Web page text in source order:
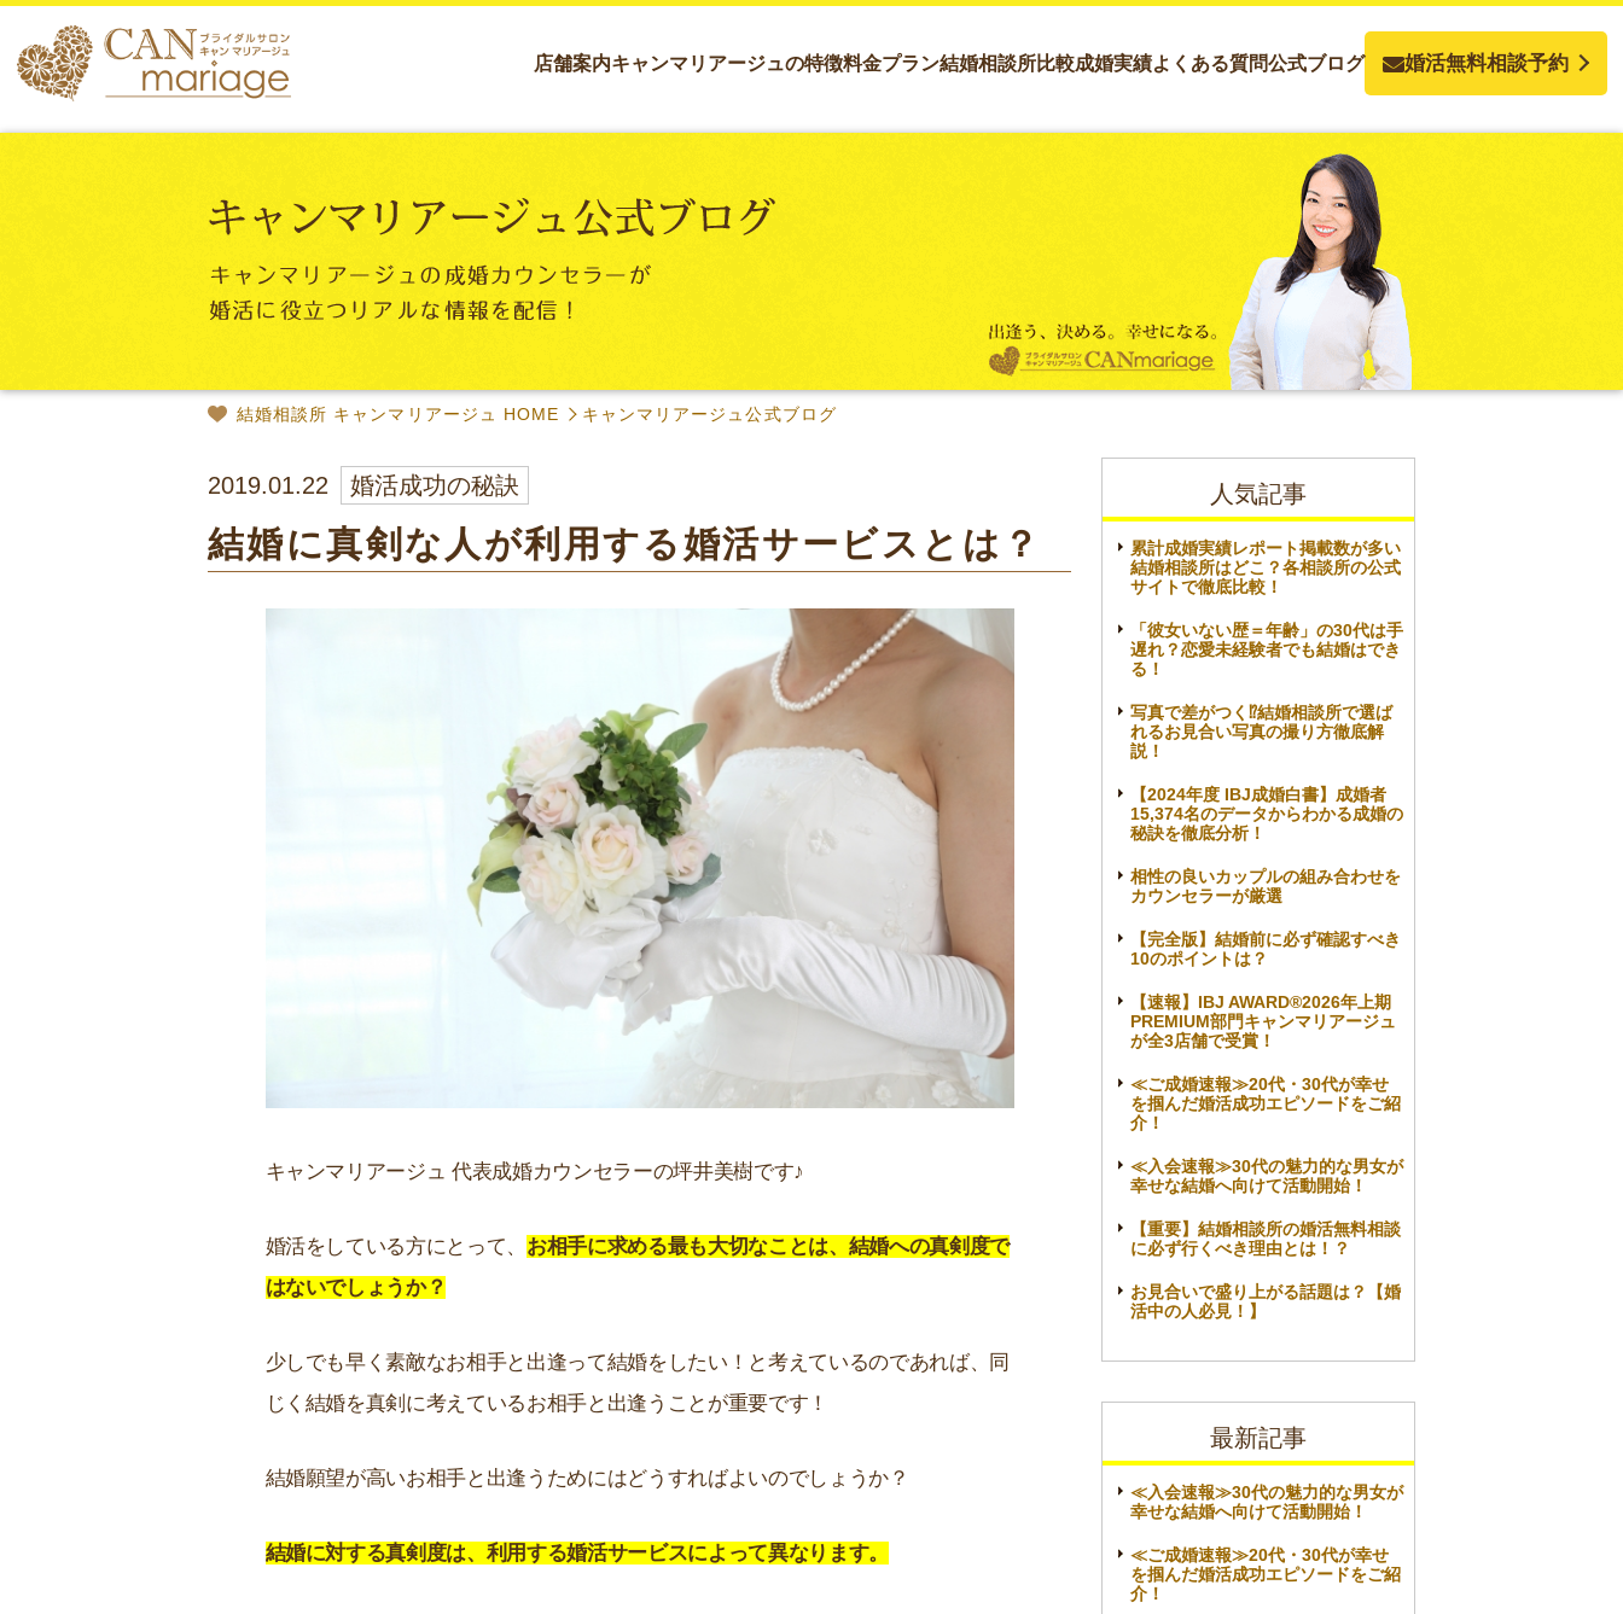
店舗案内キャンマリアージュの特徴料金プラン結婚相談所比較成婚実績よくある質問公式ブログ 婚活無料相談予約
結婚相談所 キャンマリアージュ HOME キャンマリアージュ公式ブログ
2019.01.22 婚活成功の秘訣
結婚に真剣な人が利用する婚活サービスとは？
キャンマリアージュ 代表成婚カウンセラーの坪井美樹です♪
婚活をしている方にとって、 お相手に求める最も大切なことは、結婚への真剣度で
はないでしょうか？
少しでも早く素敵なお相手と出逢って結婚をしたい！と考えているのであれば、同
じく結婚を真剣に考えているお相手と出逢うことが重要です！
結婚願望が高いお相手と出逢うためにはどうすればよいのでしょうか？
結婚に対する真剣度は、利用する婚活サービスによって異なります。
人気記事
累計成婚実績レポート掲載数が多い
結婚相談所はどこ？各相談所の公式
サイトで徹底比較！
「彼女いない歴＝年齢」の30代は手
遅れ？恋愛未経験者でも結婚はでき
る！
写真で差がつく⁉結婚相談所で選ば
れるお見合い写真の撮り方徹底解
説！
【2024年度 IBJ成婚白書】成婚者
15,374名のデータからわかる成婚の
秘訣を徹底分析！
相性の良いカップルの組み合わせを
カウンセラーが厳選
【完全版】結婚前に必ず確認すべき
10のポイントは？
【速報】IBJ AWARD®2026年上期
PREMIUM部門キャンマリアージュ
が全3店舗で受賞！
≪ご成婚速報≫20代・30代が幸せ
を掴んだ婚活成功エピソードをご紹
介！
≪入会速報≫30代の魅力的な男女が
幸せな結婚へ向けて活動開始！
【重要】結婚相談所の婚活無料相談
に必ず行くべき理由とは！？
お見合いで盛り上がる話題は？【婚
活中の人必見！】
最新記事
≪入会速報≫30代の魅力的な男女が
幸せな結婚へ向けて活動開始！
≪ご成婚速報≫20代・30代が幸せ
を掴んだ婚活成功エピソードをご紹
介！